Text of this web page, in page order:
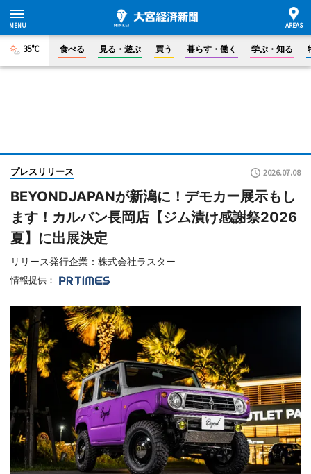
35°C 食べる 見る・遊ぶ 買う 暮らす・働く 学ぶ・知る
プレスリリース 2026.07.08
BEYONDJAPANが新潟に！デモカー展示もし
ます！カルバン長岡店【ジム漬け感謝祭2026
夏】に出展決定
リリース発行企業：株式会社ラスター
情報提供：